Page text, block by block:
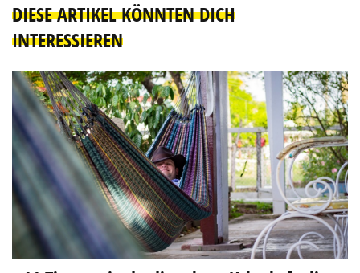
DIESE ARTIKEL KÖNNTEN DICH
INTERESSIEREN